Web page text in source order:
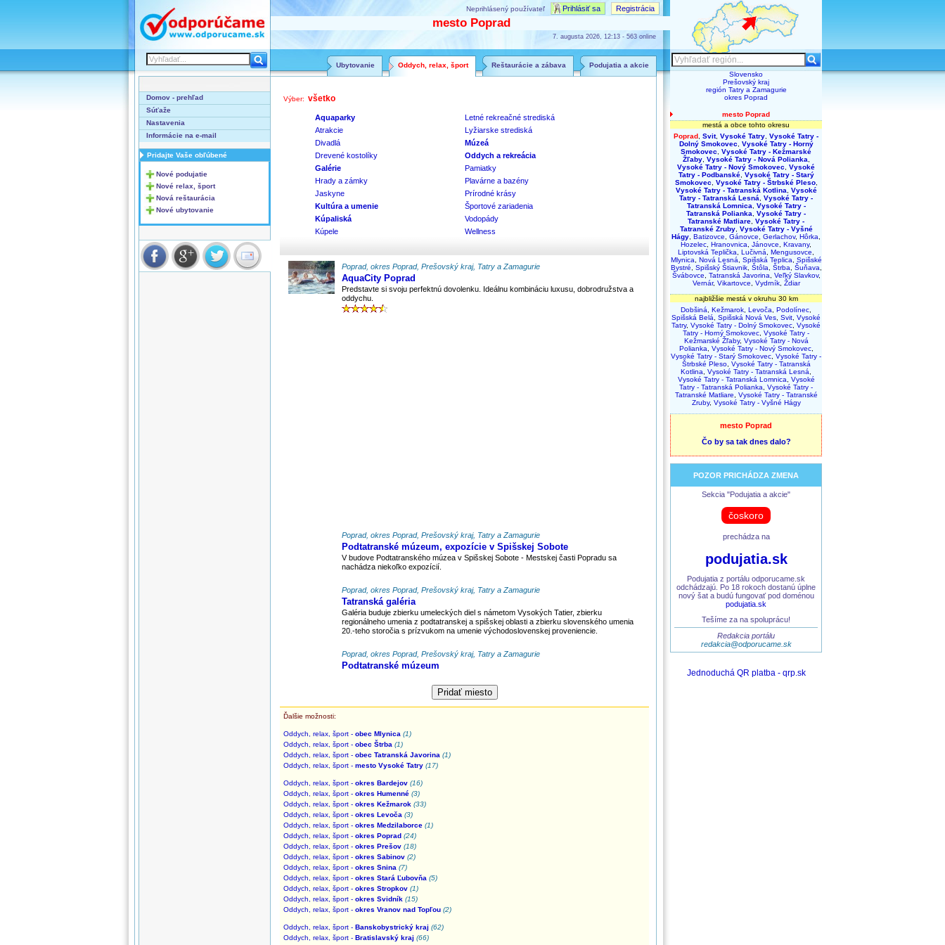
Neprihlásený používateľ Prihlásiť sa Registrácia
mesto Poprad
7. augusta 2026, 12:13 - 563 online
Podujatia a akcie
Reštaurácie a zábava
Oddych, relax, šport
Ubytovanie
Domov - prehľad
Súťaže
Nastavenia
Informácie na e-mail
Pridajte Vaše obľúbené
Nové podujatie
Nové relax, šport
Nová reštaurácia
Nové ubytovanie
Výber: všetko
Aquaparky
Atrakcie
Divadlá
Drevené kostolíky
Galérie
Hrady a zámky
Jaskyne
Kultúra a umenie
Kúpaliská
Kúpele
Letné rekreačné strediská
Lyžiarske strediská
Múzeá
Oddych a rekreácia
Pamiatky
Plavárne a bazény
Prírodné krásy
Športové zariadenia
Vodopády
Wellness
Poprad, okres Poprad, Prešovský kraj, Tatry a Zamagurie
AquaCity Poprad
Predstavte si svoju perfektnú dovolenku. Ideálnu kombináciu luxusu, dobrodružstva a
oddychu.
Poprad, okres Poprad, Prešovský kraj, Tatry a Zamagurie
Podtatranské múzeum, expozície v Spišskej Sobote
V budove Podtatranského múzea v Spišskej Sobote - Mestskej časti Popradu sa
nachádza niekoľko expozícií.
Poprad, okres Poprad, Prešovský kraj, Tatry a Zamagurie
Tatranská galéria
Galéria buduje zbierku umeleckých diel s námetom Vysokých Tatier, zbierku
regionálneho umenia z podtatranskej a spišskej oblasti a zbierku slovenského umenia
20.-teho storočia s prízvukom na umenie východoslovenskej proveniencie.
Poprad, okres Poprad, Prešovský kraj, Tatry a Zamagurie
Podtatranské múzeum
Ďalšie možnosti:
Oddych, relax, šport - obec Mlynica (1)
Oddych, relax, šport - obec Štrba (1)
Oddych, relax, šport - obec Tatranská Javorina (1)
Oddych, relax, šport - mesto Vysoké Tatry (17)
Oddych, relax, šport - okres Bardejov (16)
Oddych, relax, šport - okres Humenné (3)
Oddych, relax, šport - okres Kežmarok (33)
Oddych, relax, šport - okres Levoča (3)
Oddych, relax, šport - okres Medzilaborce (1)
Oddych, relax, šport - okres Poprad (24)
Oddych, relax, šport - okres Prešov (18)
Oddych, relax, šport - okres Sabinov (2)
Oddych, relax, šport - okres Snina (7)
Oddych, relax, šport - okres Stará Ľubovňa (5)
Oddych, relax, šport - okres Stropkov (1)
Oddych, relax, šport - okres Svidník (15)
Oddych, relax, šport - okres Vranov nad Topľou (2)
Oddych, relax, šport - Banskobystrický kraj (62)
Oddych, relax, šport - Bratislavský kraj (66)
Slovensko
Prešovský kraj
región Tatry a Zamagurie
okres Poprad
mesto Poprad
mestá a obce tohto okresu
Poprad Svit, Vysoké Tatry Vysoké Tatry -
Dolný Smokovec
Vysoké Tatry - Horný
Smokovec
Vysoké Tatry - Kežmarské
Žľaby, Vysoké Tatry - Nová Polianka
Vysoké Tatry - Nový Smokovec
Vysoké
Tatry - Podbanské, Vysoké Tatry - Starý
Smokovec
Vysoké Tatry - Štrbské Pleso,
Vysoké Tatry - Tatranská Kotlina
Vysoké
Tatry - Tatranská Lesná
Vysoké Tatry -
Tatranská Lomnica
Vysoké Tatry -
Tatranská Polianka
Vysoké Tatry -
Tatranské Matliare Vysoké Tatry -
Tatranské Zruby, Vysoké Tatry - Vyšné
Hágy Batizovce Gánovce Gerlachov, Hôrka
Hozelec Hranovnica Jánovce Kravany,
Liptovská Teplička
Lučivná Mengusovce
Mlynica
Nová Lesná Spišská Teplica
Spišské
Bystré
Spišský Štiavnik, Štôla Štrba Šuňava
Švábovce
Tatranská Javorina Veľký Slavkov,
Vernár, Vikartovce Vydrník, Ždiar
najbližšie mestá v okruhu 30 km
Dobšiná
Kežmarok Levoča Podolínec
Spišská Belá
Spišská Nová Ves Svit Vysoké
Tatry, Vysoké Tatry - Dolný Smokovec Vysoké
Tatry - Horný Smokovec Vysoké Tatry -
Kežmarské Žľaby, Vysoké Tatry - Nová
Polianka
Vysoké Tatry - Nový Smokovec,
Vysoké Tatry - Starý Smokovec Vysoké Tatry -
Štrbské Pleso, Vysoké Tatry - Tatranská
Kotlina
Vysoké Tatry - Tatranská Lesná
Vysoké Tatry - Tatranská Lomnica
Vysoké
Tatry - Tatranská Polianka
Vysoké Tatry -
Tatranské Matliare
Vysoké Tatry - Tatranské
Zruby, Vysoké Tatry - Vyšné Hágy
mesto Poprad
Čo by sa tak dnes dalo?
POZOR PRICHÁDZA ZMENA
Sekcia "Podujatia a akcie"
čoskoro
prechádza na
podujatia.sk
Podujatia z portálu odporucame.sk
odchádzajú. Po 18 rokoch dostanú úplne
nový šat a budú fungovať pod doménou
podujatia.sk
Tešíme za na spoluprácu!
Redakcia portálu
redakcia@odporucame.sk
Jednoduchá QR platba - qrp.sk